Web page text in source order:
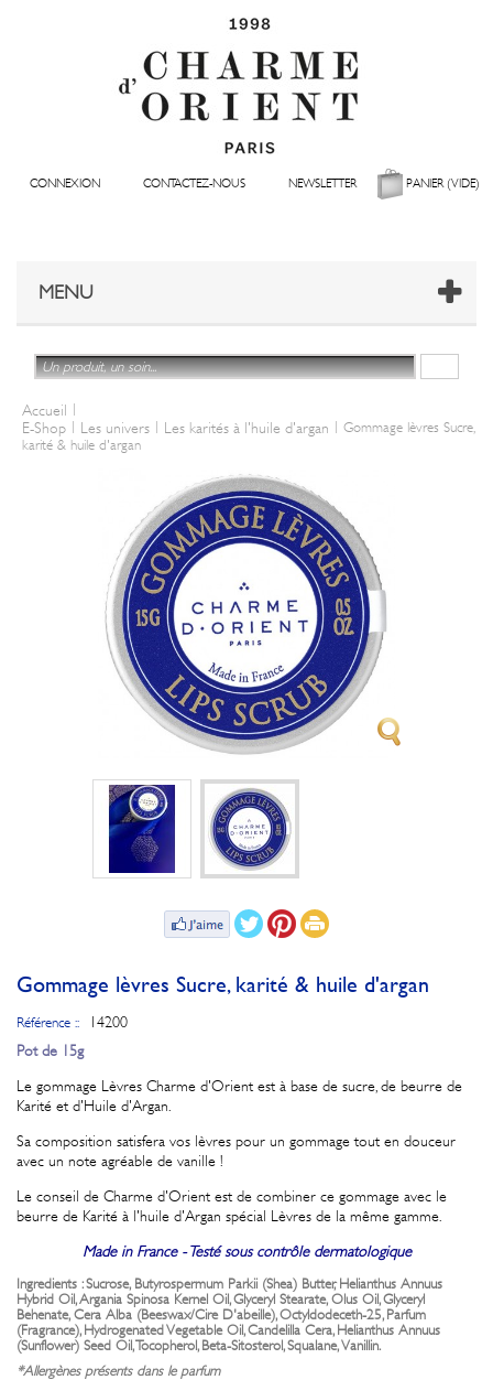
CONNEXION CONTACTEZ-NOUS NEWSLETTER PANIER(VIDE)
MENU
Accueil |
E-Shop | Les univers | Les karités à l'huile d'argan | Gommage lèvres Sucre,
karité & huile d'argan
Gommage lèvres Sucre, karité & huile d'argan
Référence ::
14200
Pot de 15g
Le gommage Lèvres Charme d'Orient est à base de sucre, de beurre de
Karité et d'Huile d'Argan.
Sa composition satisfera vos lèvres pour un gommage tout en douceur
avec un note agréable de vanille !
Le conseil de Charme d'Orient est de combiner ce gommage avec le
beurre de Karité à l'huile d'Argan spécial Lèvres de la même gamme.
Made in France - Testé sous contrôle dermatologique
Ingredients : Sucrose, Butyrospermum Parkii (Shea) Butter, Helianthus Annuus
Hybrid Oil, Argania Spinosa Kernel Oil, Glyceryl Stearate, Olus Oil, Glyceryl
Behenate, Cera Alba (Beeswax/Cire D'abeille), Octyldodeceth-25, Parfum
(Fragrance), Hydrogenated Vegetable Oil, Candelilla Cera, Helianthus Annuus
(Sunflower) Seed Oil, Tocopherol, Beta-Sitosterol, Squalane, Vanillin.
*Allergènes présents dans le parfum